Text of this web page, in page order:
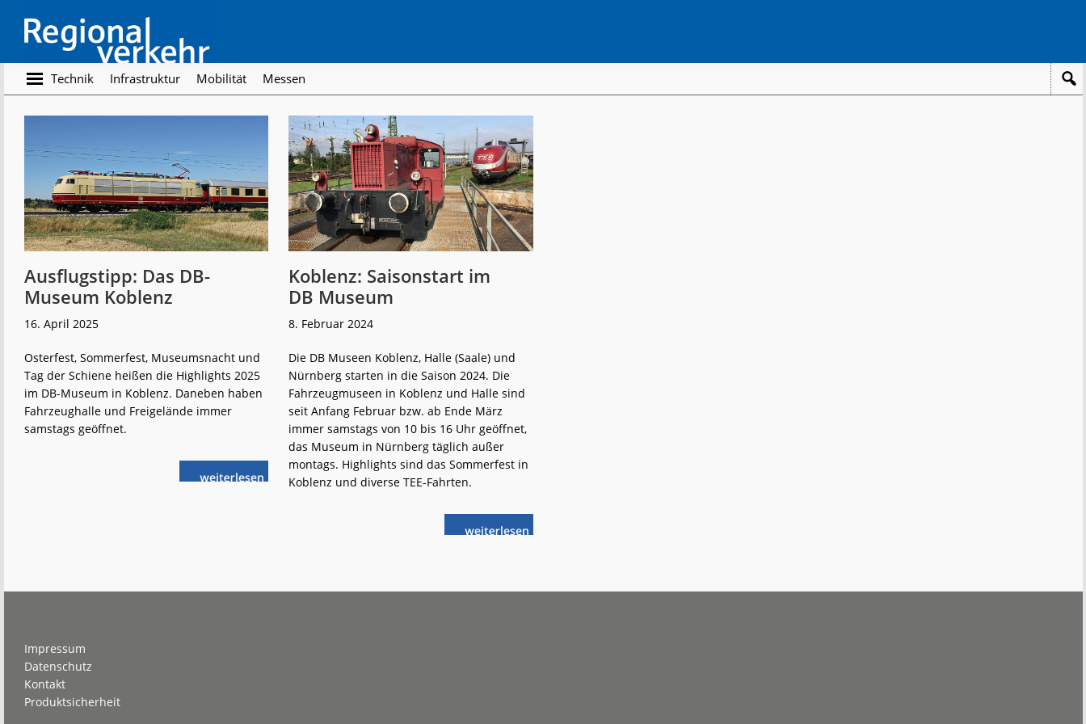
main
content
footer
Regionalverkehr
Die
Fachzeitschrift
Öffentlichen
Personennahverkehr
Technik Infrastruktur Mobilität Messen
Ausflugstipp: Das DB-
Museum Koblenz
16. April 2025
Osterfest, Sommerfest, Museumsnacht und
Tag der Schiene heißen die Highlights 2025
im DB-Museum in Koblenz. Daneben haben
Fahrzeughalle und Freigelände immer
samstags geöffnet.
weiterlese
nAusflugstipp:
Koblenz: Saisonstart im
DB Museum
8. Februar 2024
Die DB Museen Koblenz, Halle (Saale) und
Nürnberg starten in die Saison 2024. Die
Fahrzeugmuseen in Koblenz und Halle sind
seit Anfang Februar bzw. ab Ende März
immer samstags von 10 bis 16 Uhr geöffnet,
das Museum in Nürnberg täglich außer
montags. Highlights sind das Sommerfest in
Koblenz und diverse TEE-Fahrten.
weiterlese
nKoblenz:
Impressum
Datenschutz
Kontakt
Produktsicherheit